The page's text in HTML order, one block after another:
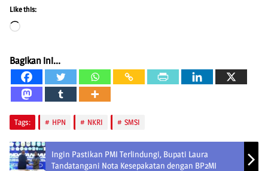
Like this:
Loading…
Bagikan ini...
Tags: HPN NKRI SMSI
Ingin Pastikan PMI Terlindungi, Bupati Laura
Tandatangani Nota Kesepakatan dengan BP2MI